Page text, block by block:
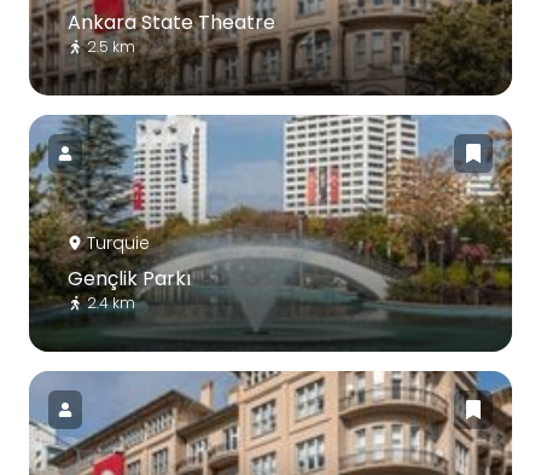
Ankara State Theatre
2.5 km
Turquie
Gençlik Parkı
2.4 km